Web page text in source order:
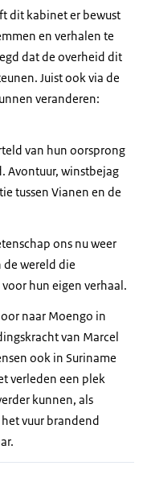
dit kabinet er bewust
en verhalen te
dat de overheid dit
Juist ook via de
veranderen:
van hun oorsprong
Avontuur, winstbejag
tussen Vianen en de
ons nu weer
wereld die
hun eigen verhaal.
naar Moengo in
van Marcel
ook in Suriname
verleden een plek
kunnen, als
vuur brandend